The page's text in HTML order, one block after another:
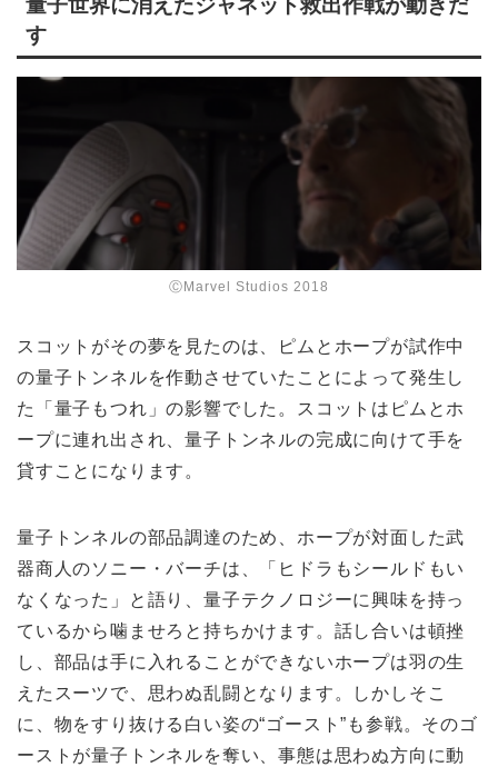
量子世界に消えたジャネット救出作戦が動きだ
す
ⒸMarvel Studios 2018
スコットがその夢を見たのは、ピムとホープが試作中
の量子トンネルを作動させていたことによって発生し
た「量子もつれ」の影響でした。スコットはピムとホ
ープに連れ出され、量子トンネルの完成に向けて手を
貸すことになります。
量子トンネルの部品調達のため、ホープが対面した武
器商人のソニー・バーチは、「ヒドラもシールドもい
なくなった」と語り、量子テクノロジーに興味を持っ
ているから噛ませろと持ちかけます。話し合いは頓挫
し、部品は手に入れることができないホープは羽の生
えたスーツで、思わぬ乱闘となります。しかしそこ
に、物をすり抜ける白い姿の“ゴースト”も参戦。そのゴ
ーストが量子トンネルを奪い、事態は思わぬ方向に動